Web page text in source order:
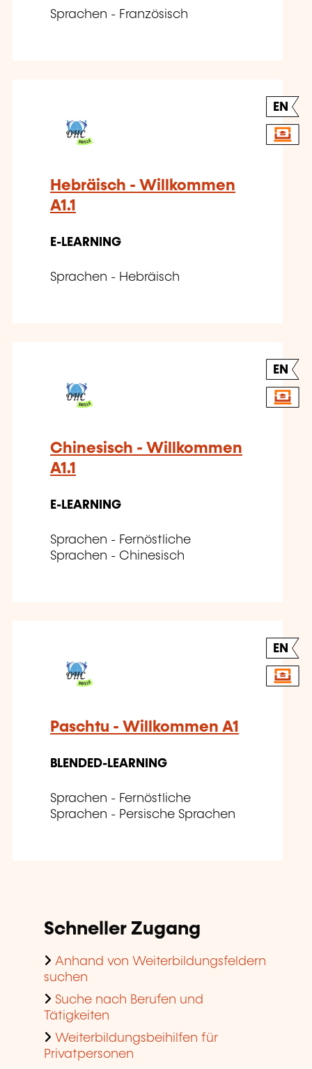
Sprachen - Französisch
EN
Hebräisch - Willkommen
A1.1
E-LEARNING
Sprachen - Hebräisch
EN
Chinesisch - Willkommen
A1.1
E-LEARNING
Sprachen - Fernöstliche
Sprachen - Chinesisch
EN
Paschtu - Willkommen A1
BLENDED-LEARNING
Sprachen - Fernöstliche
Sprachen - Persische Sprachen
Schneller Zugang
Anhand von Weiterbildungsfeldern
suchen
Suche nach Berufen und
Tätigkeiten
Weiterbildungsbeihilfen für
Privatpersonen